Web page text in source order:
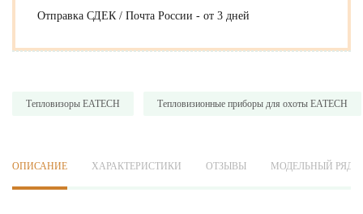
Отправка СДЕК / Почта России - от 3 дней
Тепловизоры EATECH Тепловизионные приборы для охоты EATECH
ОПИСАНИЕ ХАРАКТЕРИСТИКИ ОТЗЫВЫ МОДЕЛЬНЫЙ РЯД